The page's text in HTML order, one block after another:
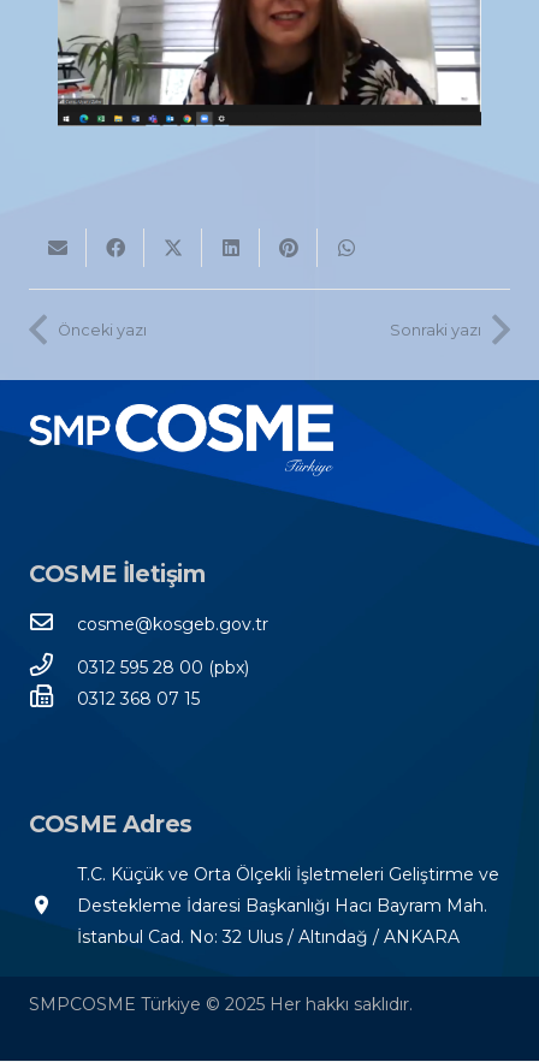
Önceki yazı Sonraki yazı
COSME İletişim
cosme@kosgeb.gov.tr
0312 595 28 00 (pbx)
0312 368 07 15
COSME Adres
room
T.C. Küçük ve Orta Ölçekli İşletmeleri Geliştirme ve
Destekleme İdaresi Başkanlığı Hacı Bayram Mah.
İstanbul Cad. No: 32 Ulus / Altındağ / ANKARA
SMPCOSME Türkiye © 2025 Her hakkı saklıdır.